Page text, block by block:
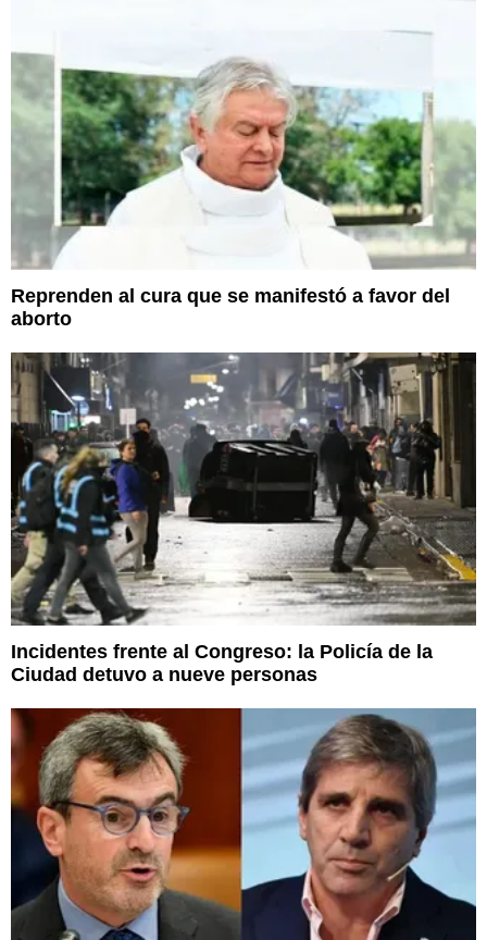
Reprenden al cura que se manifestó a favor del
aborto
Incidentes frente al Congreso: la Policía de la
Ciudad detuvo a nueve personas